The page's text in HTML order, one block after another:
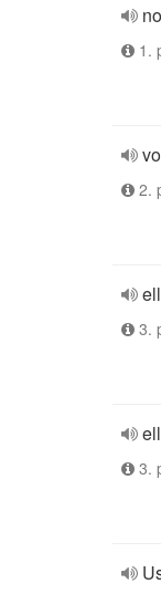
1.
2.
3.
3.